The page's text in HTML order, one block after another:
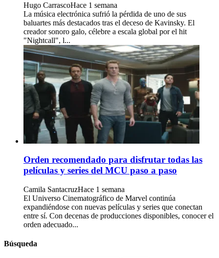
Hugo CarrascoHace 1 semana
La música electrónica sufrió la pérdida de uno de sus
baluartes más destacados tras el deceso de Kavinsky. El
creador sonoro galo, célebre a escala global por el hit
"Nightcall", l...
Orden recomendado para disfrutar todas las
películas y series del MCU paso a paso
Camila SantacruzHace 1 semana
El Universo Cinematográfico de Marvel continúa
expandiéndose con nuevas películas y series que conectan
entre sí. Con decenas de producciones disponibles, conocer el
orden adecuado...
Búsqueda